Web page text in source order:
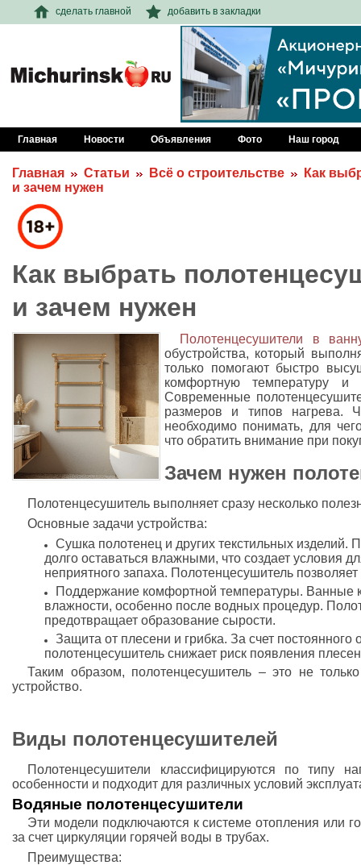
сделать главной добавить в закладки
Главная Новости Объявления Фото Наш город
Главная Статьи Всё о строительстве
Как
и зачем нужен
Как выбрать
и зачем нужен
Полотенцесушители в
обустройства, который
только помогают быстро
комфортную температуру
Современные
размеров и типов нагрева.
необходимо понимать, для
что обратить внимание при
Зачем нужен
Полотенцесушитель выполняет сразу несколько
Основные задачи устройства:
Сушка полотенец и других текстильных изделий.
долго оставаться влажными, что создает условия
неприятного запаха. Полотенцесушитель позволяет
Поддержание комфортной температуры.
влажности, особенно после водных процедур.
предотвращает образование сырости.
Защита от плесени и грибка. За счет постоянного
полотенцесушитель снижает риск появления
Таким образом, полотенцесушитель – это не
устройство.
Виды полотенцесушителей
Полотенцесушители классифицируются по типу
особенности и подходит для различных условий
Водяные полотенцесушители
Эти модели подключаются к системе отопления или
за счет циркуляции горячей воды в трубах.
Преимущества: